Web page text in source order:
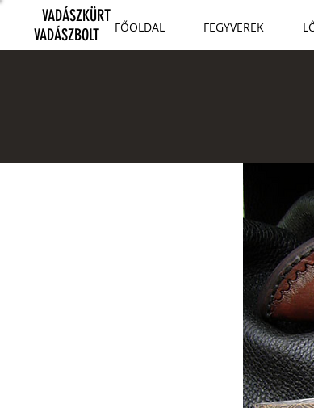
FŐOLDAL FEGYVEREK
VADÁSZKÜRT
VADÁSZBOLT